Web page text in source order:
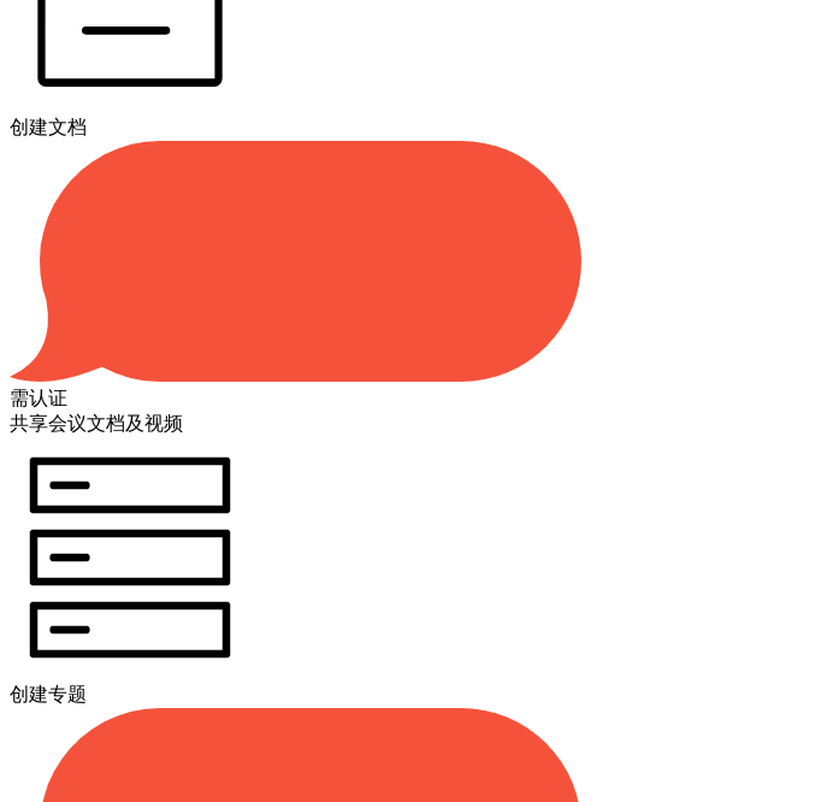
创建文档
需认证
共享会议文档及视频
创建专题